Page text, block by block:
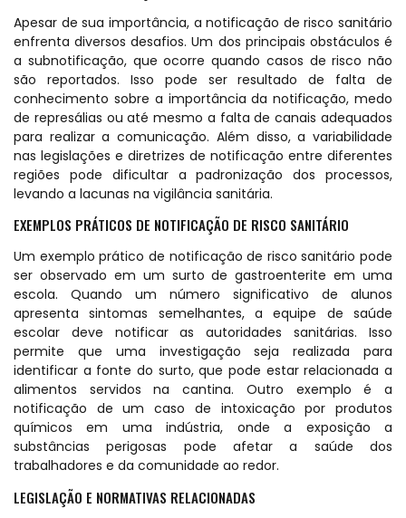
Apesar de sua importância, a notificação de risco sanitário
enfrenta diversos desafios. Um dos principais obstáculos é
a subnotificação, que ocorre quando casos de risco não
são reportados. Isso pode ser resultado de falta de
conhecimento sobre a importância da notificação, medo
de represálias ou até mesmo a falta de canais adequados
para realizar a comunicação. Além disso, a variabilidade
nas legislações e diretrizes de notificação entre diferentes
regiões pode dificultar a padronização dos processos,
levando a lacunas na vigilância sanitária.
EXEMPLOS PRÁTICOS DE NOTIFICAÇÃO DE RISCO SANITÁRIO
Um exemplo prático de notificação de risco sanitário pode
ser observado em um surto de gastroenterite em uma
escola. Quando um número significativo de alunos
apresenta sintomas semelhantes, a equipe de saúde
escolar deve notificar as autoridades sanitárias. Isso
permite que uma investigação seja realizada para
identificar a fonte do surto, que pode estar relacionada a
alimentos servidos na cantina. Outro exemplo é a
notificação de um caso de intoxicação por produtos
químicos em uma indústria, onde a exposição a
substâncias perigosas pode afetar a saúde dos
trabalhadores e da comunidade ao redor.
LEGISLAÇÃO E NORMATIVAS RELACIONADAS